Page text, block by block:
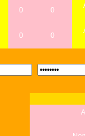
0 0
0 0